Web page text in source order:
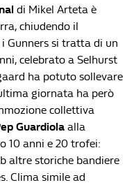
di Mikel Arteta è
chiudendo il
Gunners si tratta di un
celebrato a Selhurst
ha potuto sollevare
giornata ha però
collettiva
Guardiola alla
10 anni e 20 trofei:
altre storiche bandiere
Clima simile ad